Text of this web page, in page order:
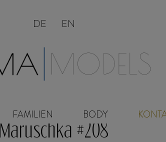
DE EN
FAMILIEN BODY
Maruschka #208